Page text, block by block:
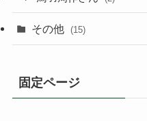
その他 (15)
固定ページ